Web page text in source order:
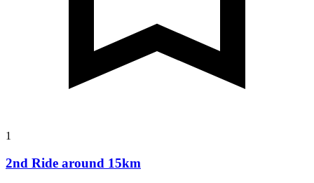
1
2nd Ride around 15km